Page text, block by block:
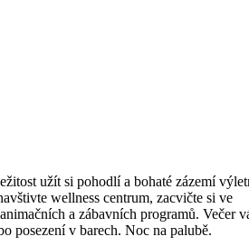
užít si pohodlí a bohaté zázemí
wellness centrum, zacvičte si ve
a zábavních programů. Večer
posezení v barech. Noc na palubě.